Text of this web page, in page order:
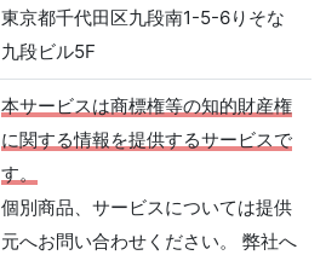
東京都千代田区九段南1-5-6りそな
九段ビル5F
本サービスは商標権等の知的財産権
に関する情報を提供するサービスで
す。
個別商品、サービスについては提供
元へお問い合わせください。 弊社へ